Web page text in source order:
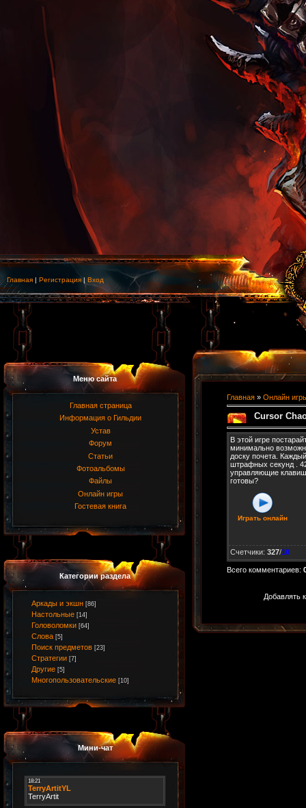
Главная | Регистрация | Вход
Меню сайта
Главная страница
Информация о Гильдии
Устав
Форум
Статьи
Фотоальбомы
Файлы
Онлайн игры
Гостевая книга
Категории раздела
Аркады и экшн [86]
Настольные [14]
Головоломки [64]
Слова [5]
Поиск предметов [23]
Стратегии [7]
Другие [5]
Многопользовательские [10]
Мини-чат
Главная » Онлайн
Cursor
В этой игре
минимально
доску почета.
штрафных секунд .
управляющие
готовы?
Играть онлайн
Счетчики: 327/10
Всего комментариев:
Добавлять